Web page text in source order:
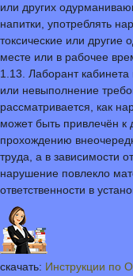
или других
напитки, употреблять
токсические или
месте или в рабочее
1.13. Лаборант
или невыполнение
рассматривается, как
может быть привлечён к
прохождению
труда, а в зависимости
нарушение повлекло
ответственности в
скачать: Инструкции по